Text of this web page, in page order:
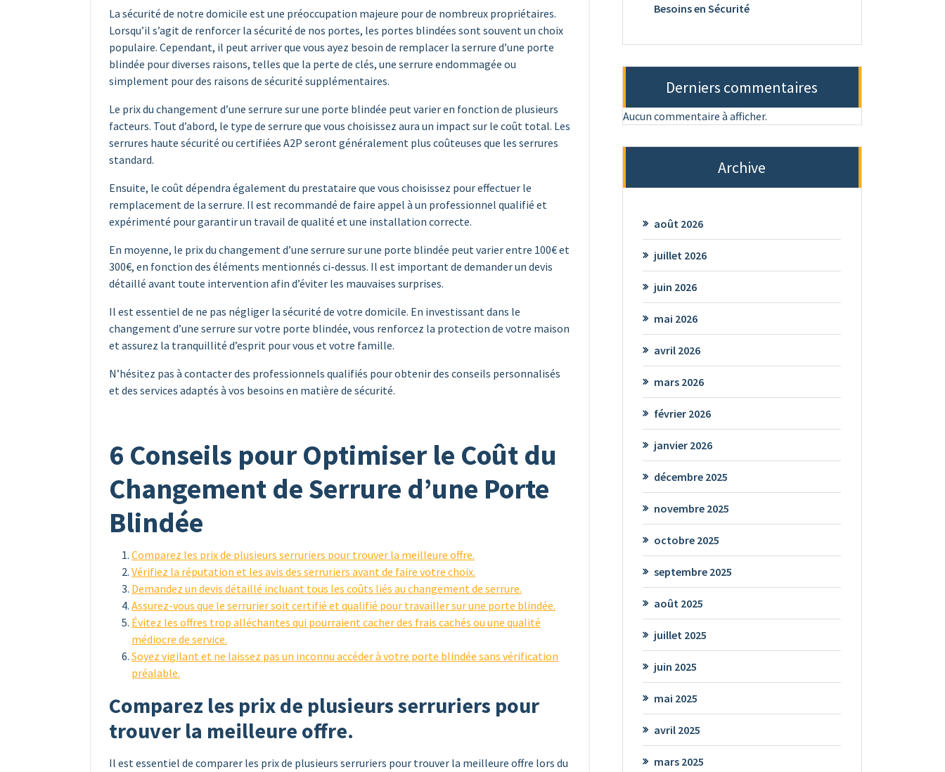
La sécurité de notre domicile est une préoccupation majeure pour de nombreux propriétaires.
Lorsqu’il s’agit de renforcer la sécurité de nos portes, les portes blindées sont souvent un choix
populaire. Cependant, il peut arriver que vous ayez besoin de remplacer la serrure d’une porte
blindée pour diverses raisons, telles que la perte de clés, une serrure endommagée ou
simplement pour des raisons de sécurité supplémentaires.
Le prix du changement d’une serrure sur une porte blindée peut varier en fonction de plusieurs
facteurs. Tout d’abord, le type de serrure que vous choisissez aura un impact sur le coût total. Les
serrures haute sécurité ou certifiées A2P seront généralement plus coûteuses que les serrures
standard.
Ensuite, le coût dépendra également du prestataire que vous choisissez pour effectuer le
remplacement de la serrure. Il est recommandé de faire appel à un professionnel qualifié et
expérimenté pour garantir un travail de qualité et une installation correcte.
En moyenne, le prix du changement d’une serrure sur une porte blindée peut varier entre 100€ et
300€, en fonction des éléments mentionnés ci-dessus. Il est important de demander un devis
détaillé avant toute intervention afin d’éviter les mauvaises surprises.
Il est essentiel de ne pas négliger la sécurité de votre domicile. En investissant dans le
changement d’une serrure sur votre porte blindée, vous renforcez la protection de votre maison
et assurez la tranquillité d’esprit pour vous et votre famille.
N’hésitez pas à contacter des professionnels qualifiés pour obtenir des conseils personnalisés
et des services adaptés à vos besoins en matière de sécurité.
6 Conseils pour Optimiser le Coût du
Changement de Serrure d’une Porte
Blindée
Comparez les prix de plusieurs serruriers pour trouver la meilleure offre.
Vérifiez la réputation et les avis des serruriers avant de faire votre choix.
Demandez un devis détaillé incluant tous les coûts liés au changement de serrure.
Assurez-vous que le serrurier soit certifié et qualifié pour travailler sur une porte blindée.
Évitez les offres trop alléchantes qui pourraient cacher des frais cachés ou une qualité
médiocre de service.
Soyez vigilant et ne laissez pas un inconnu accéder à votre porte blindée sans vérification
préalable.
Comparez les prix de plusieurs serruriers pour
trouver la meilleure offre.
Il est essentiel de comparer les prix de plusieurs serruriers pour trouver la meilleure offre lors du
Besoins en Sécurité
Derniers commentaires
Aucun commentaire à afficher.
Archive
août 2026
juillet 2026
juin 2026
mai 2026
avril 2026
mars 2026
février 2026
janvier 2026
décembre 2025
novembre 2025
octobre 2025
septembre 2025
août 2025
juillet 2025
juin 2025
mai 2025
avril 2025
mars 2025